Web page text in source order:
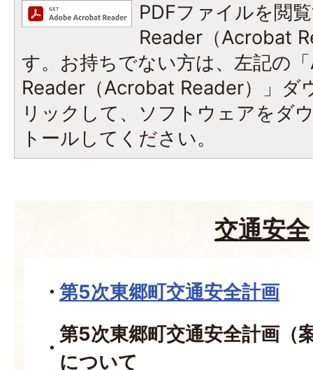
PDFファイルを閲
Reader（Acrobat
す。お持ちでない方は、左記の
Reader（Acrobat Reader）」ダ
リックして、ソフトウェアをダ
トールしてください。
交通安全
第5次東郷町交通安全計画
第5次東郷町交通安全計画（
について